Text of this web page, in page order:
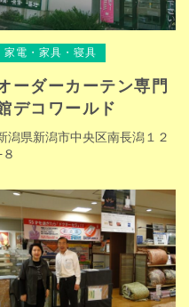
家電・家具・寝具
ーダーカーテン専門
デコワールド
潟県新潟市中央区南長潟１２